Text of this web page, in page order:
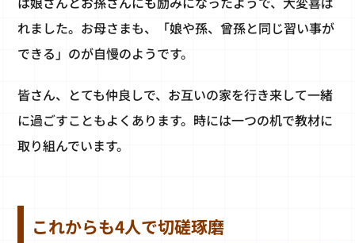
れました。お母さまも、「娘や孫、曾孫と同じ習い事が
できる」のが自慢のようです。
皆さん、とても仲良しで、お互いの家を行き来して一緒
に過ごすこともよくあります。時には一つの机で教材に
取り組んでいます。
これからも4人で切磋琢磨